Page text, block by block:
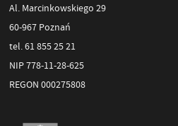
Al. Marcinkowskiego 29
60-967 Poznań
tel. 61 855 25 21
NIP 778-11-28-625
REGON 000275808